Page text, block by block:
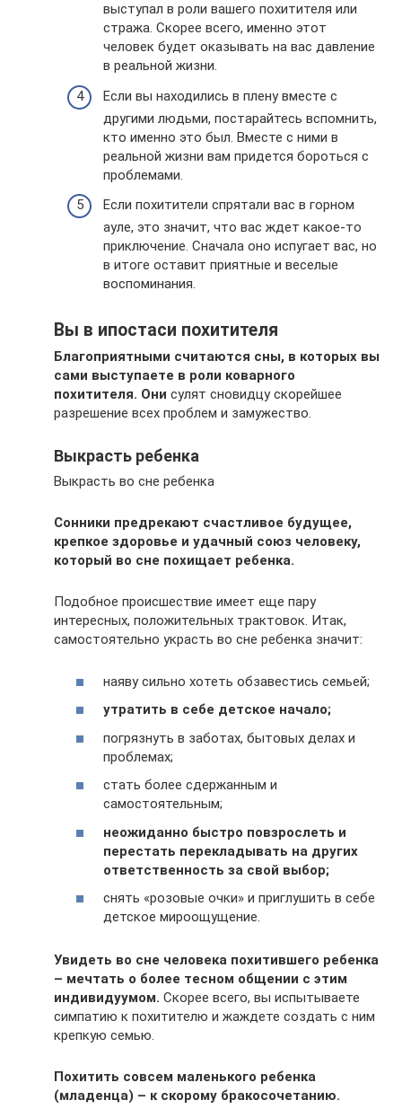
выступал в роли вашего похитителя или
стража. Скорее всего, именно этот
человек будет оказывать на вас давление
в реальной жизни.
Если вы находились в плену вместе с
другими людьми, постарайтесь вспомнить,
кто именно это был. Вместе с ними в
реальной жизни вам придется бороться с
проблемами.
Если похитители спрятали вас в горном
ауле, это значит, что вас ждет какое-то
приключение. Сначала оно испугает вас, но
в итоге оставит приятные и веселые
воспоминания.
Вы в ипостаси похитителя
Благоприятными считаются сны, в которых вы
сами выступаете в роли коварного
похитителя. Они сулят сновидцу скорейшее
разрешение всех проблем и замужество.
Выкрасть ребенка
Выкрасть во сне ребенка
Сонники предрекают счастливое будущее,
крепкое здоровье и удачный союз человеку,
который во сне похищает ребенка.
Подобное происшествие имеет еще пару
интересных, положительных трактовок. Итак,
самостоятельно украсть во сне ребенка значит:
наяву сильно хотеть обзавестись семьей;
утратить в себе детское начало;
погрязнуть в заботах, бытовых делах и
проблемах;
стать более сдержанным и
самостоятельным;
неожиданно быстро повзрослеть и
перестать перекладывать на других
ответственность за свой выбор;
снять «розовые очки» и приглушить в себе
детское мироощущение.
Увидеть во сне человека похитившего ребенка
– мечтать о более тесном общении с этим
индивидуумом. Скорее всего, вы испытываете
симпатию к похитителю и жаждете создать с ним
крепкую семью.
Похитить совсем маленького ребенка
(младенца) – к скорому бракосочетанию.